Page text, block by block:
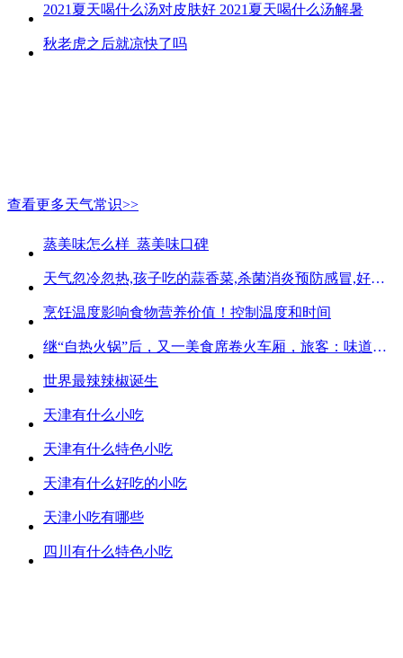
2021夏天喝什么汤对皮肤好 2021夏天喝什么汤解暑
秋老虎之后就凉快了吗
查看更多天气常识>>
蒸美味怎么样_蒸美味口碑
天气忽冷忽热,孩子吃的蒜香菜,杀菌消炎预防感冒,好吃不贵
烹饪温度影响食物营养价值！控制温度和时间
继“自热火锅”后，又一美食席卷火车厢，旅客：味道好吃又方便
世界最辣辣椒诞生
天津有什么小吃
天津有什么特色小吃
天津有什么好吃的小吃
天津小吃有哪些
四川有什么特色小吃